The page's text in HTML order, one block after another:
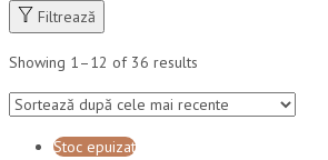
Filtrează
Showing 1–12 of 36 results
Stoc epuizat